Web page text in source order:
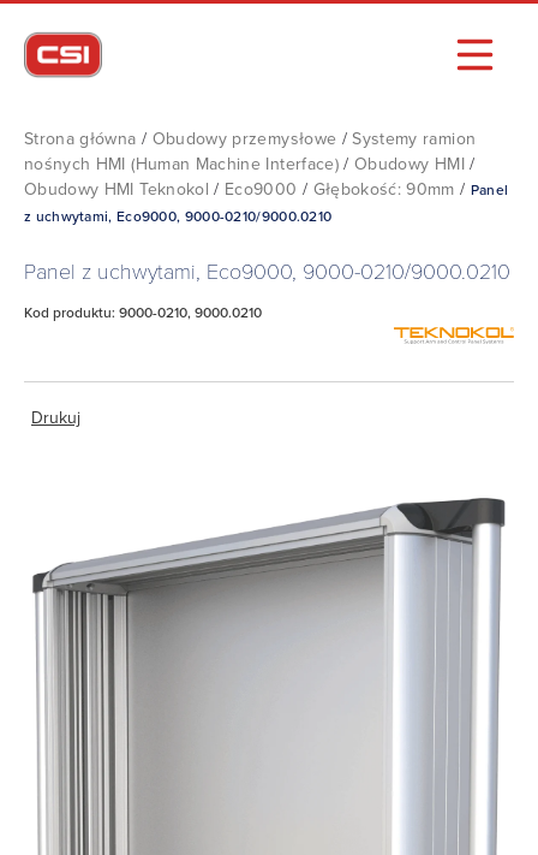
Strona główna / Obudowy przemysłowe /Systemy ramion
nośnych HMI (Human Machine Interface)/Obudowy HMI/
Obudowy HMI Teknokol / Eco9000 / Głębokość: 90mm / Panel
z uchwytami, Eco9000, 9000-0210/9000.0210
Panel z uchwytami, Eco9000, 9000-0210/9000.0210
Kod produktu: 9000-0210, 9000.0210
Drukuj